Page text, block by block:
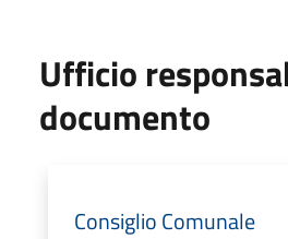
Ufficio
documento
Consiglio Comunale